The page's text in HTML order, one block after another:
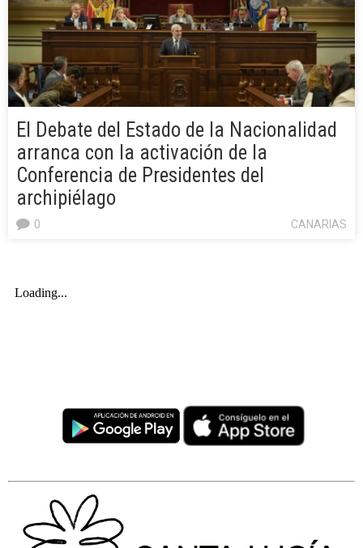
El Debate del Estado de la Nacionalidad
arranca con la activación de la
Conferencia de Presidentes del
archipiélago
CANARIAS
0